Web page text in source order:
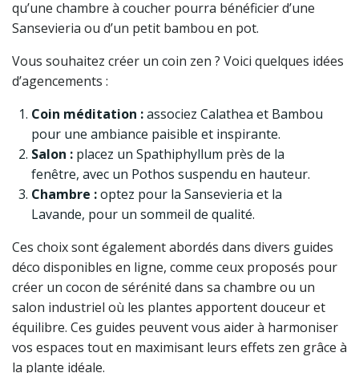
qu’une chambre à coucher pourra bénéficier d’une
Sansevieria ou d’un petit bambou en pot.
Vous souhaitez créer un coin zen ? Voici quelques idées
d’agencements :
Coin méditation :associez Calathea et Bambou
pour une ambiance paisible et inspirante.
Salon : placez un Spathiphyllum près de la
fenêtre, avec un Pothos suspendu en hauteur.
Chambre :optez pour la Sansevieria et la
Lavande, pour un sommeil de qualité.
Ces choix sont également abordés dans divers guides
déco disponibles en ligne, comme ceux proposés pour
créer un cocon de sérénité dans sa chambre ou un
salon industriel où les plantes apportent douceur et
équilibre. Ces guides peuvent vous aider à harmoniser
vos espaces tout en maximisant leurs effets zen grâce à
la plante idéale.